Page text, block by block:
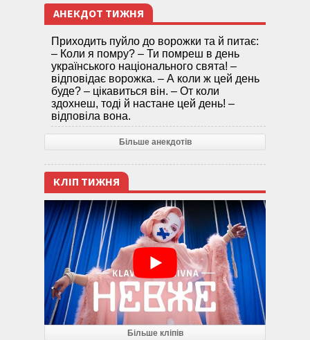
АНЕКДОТ ТИЖНЯ
Приходить пуйло до ворожки та й питає:
– Коли я помру? – Ти помреш в день
українського національного свята! –
відповідає ворожка. – А коли ж цей день
буде? – цікавиться він. – От коли
здохнеш, тоді й настане цей день! –
відповіла вона.
Більше анекдотів
КЛІП ТИЖНЯ
Більше кліпів